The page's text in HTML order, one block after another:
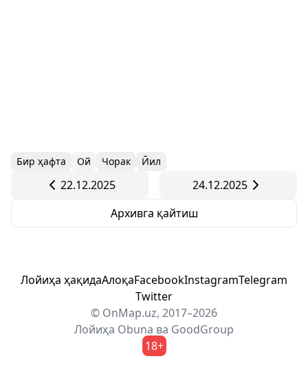
Бир ҳафта Ой Чорак Йил
22.12.2025
24.12.2025
Архивга қайтиш
Лойиҳа ҳақидаАлоқаFacebookInstagramTelegram
Twitter
© OnMap.uz, 2017–2026
Лойиҳа Obuna ва GoodGroup
18+